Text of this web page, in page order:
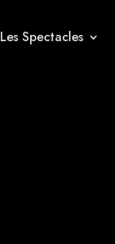
Les Spectacles